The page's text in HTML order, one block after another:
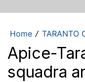
Home / TARANTO
Apice-
squadra